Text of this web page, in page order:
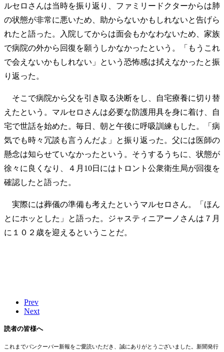
ルセロさんは当時を振り返り、ファミリードクターからは肺
の状態が非常に悪いため、助からないかもしれないと告げら
れたと語った。入院してからは面会もかなわないため、家族
で病院の外から回復を願うしかなかったという。「もうこれ
で会えないかもしれない」という恐怖感は拭えなかったと振
り返った。
そこで病院から父を引き取る決断をし、自宅療養に切り替
えたという。マルセロさんは必要な防護用具を身に着け、自
宅で世話を始めた。毎日、朝と午後に呼吸訓練もした。「病
気でも時々冗談も言うんだよ」と振り返った。父には医師の
懸念は知らせていなかったという。そうするうちに、状態が
徐々に良くなり、４月10日にはトロント公衆衛生局が回復を
確認したと語った。
実際には葬儀の準備も考えたというマルセロさん。「ほん
とにホッとした」と語った。ジャスティニアーノさんは７月
に１０２歳を迎えるということだ。
Prev
Next
読者の皆様へ
これまでバンクーバー新報をご愛読いただき、誠にありがとうございました。新聞発行